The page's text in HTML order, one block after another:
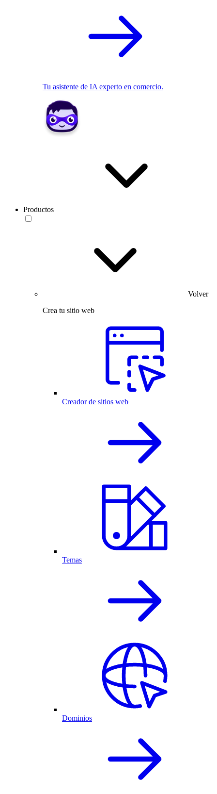
Tu asistente de IA experto en comercio.
Productos
Volver
Crea tu sitio web
Creador de sitios web
Temas
Dominios